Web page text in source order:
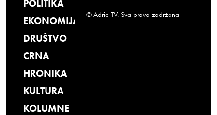
POLITIKA
EKONOMIJA
DRUŠTVO
CRNA
HRONIKA
KULTURA
KOLUMNE
© Adria TV. Sva prava zadržana